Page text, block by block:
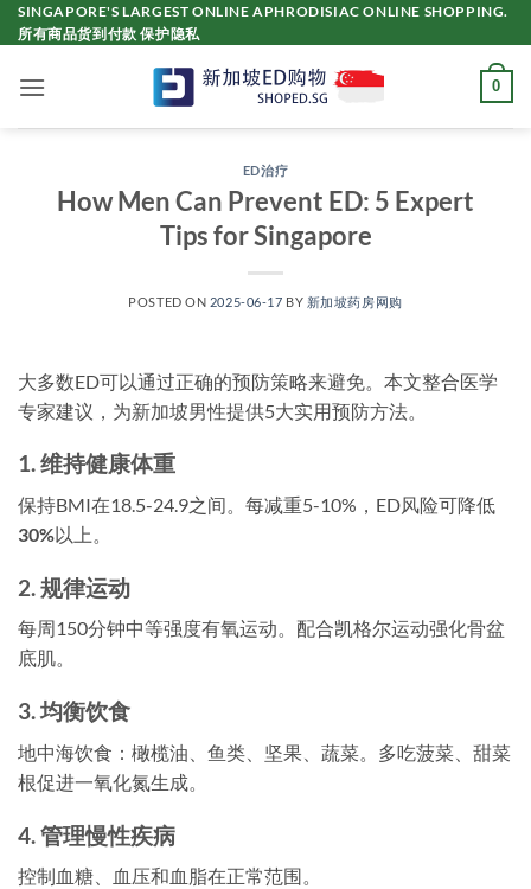
Skip
to
SINGAPORE'S LARGEST ONLINE APHRODISIAC ONLINE SHOPPING.
所有商品货到付款 保护隐私
0
ED治疗
How Men Can Prevent ED: 5 Expert
Tips for Singapore
POSTED ON 2025-06-17 BY 新加坡药房网购
大多数ED可以通过正确的预防策略来避免。本文整合医学
专家建议，为新加坡男性提供5大实用预防方法。
1. 维持健康体重
保持BMI在18.5-24.9之间。每减重5-10%，ED风险可降低
30%以上。
2. 规律运动
每周150分钟中等强度有氧运动。配合凯格尔运动强化骨盆
底肌。
3. 均衡饮食
地中海饮食：橄榄油、鱼类、坚果、蔬菜。多吃菠菜、甜菜
根促进一氧化氮生成。
4. 管理慢性疾病
控制血糖、血压和血脂在正常范围。